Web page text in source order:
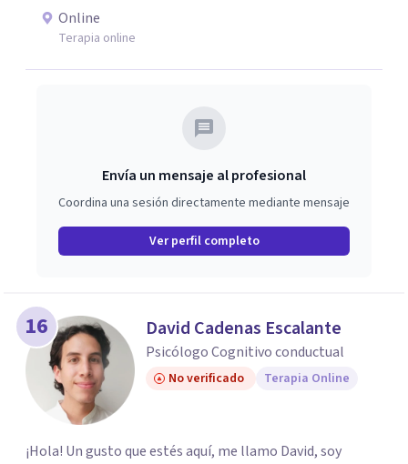
Online
Terapia online
Envía un mensaje al profesional
Coordina una sesión directamente mediante mensaje
Ver perfil completo
16 David Cadenas Escalante
Psicólogo Cognitivo conductual
No verificado Terapia Online
¡Hola! Un gusto que estés aquí, me llamo David, soy